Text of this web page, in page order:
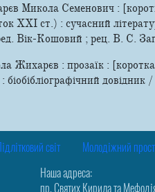
Микола Семенович :
XXI ст.) : сучасний
Вік-Кошовий ; рец. В. С.
Жихарєв : прозаїк :
біобібліографічний
Підлітковий світ Молодіжний
Наша адреса:
пр. Святих Кирила та